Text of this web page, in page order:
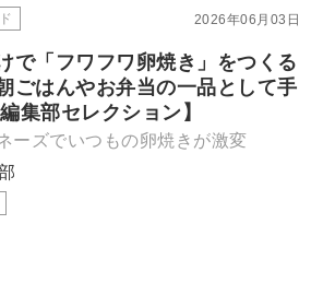
2026年06月03日
で「フワフワ卵焼き」をつくる
ごはんやお弁当の一品として手
集部セレクション】
ーズでいつもの卵焼きが激変